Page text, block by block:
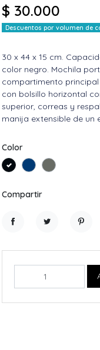
$ 30.000
Descuentos por volumen de
30 x 44 x 15 cm.
color negro. Mochila
compartimento
con bolsillo horizontal
superior, correas y
manija extensible de un
Color
NegroAzul Gris
Compartir